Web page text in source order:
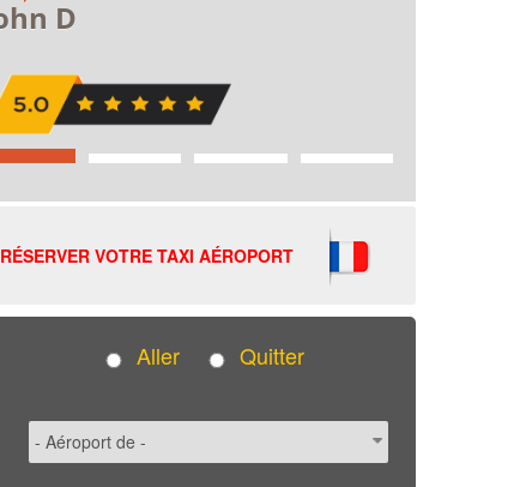
RÉSERVER VOTRE TAXI AÉROPORT
Aller Quitter